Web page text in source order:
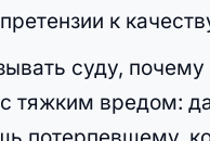
к
суду,
тяжким вредом: